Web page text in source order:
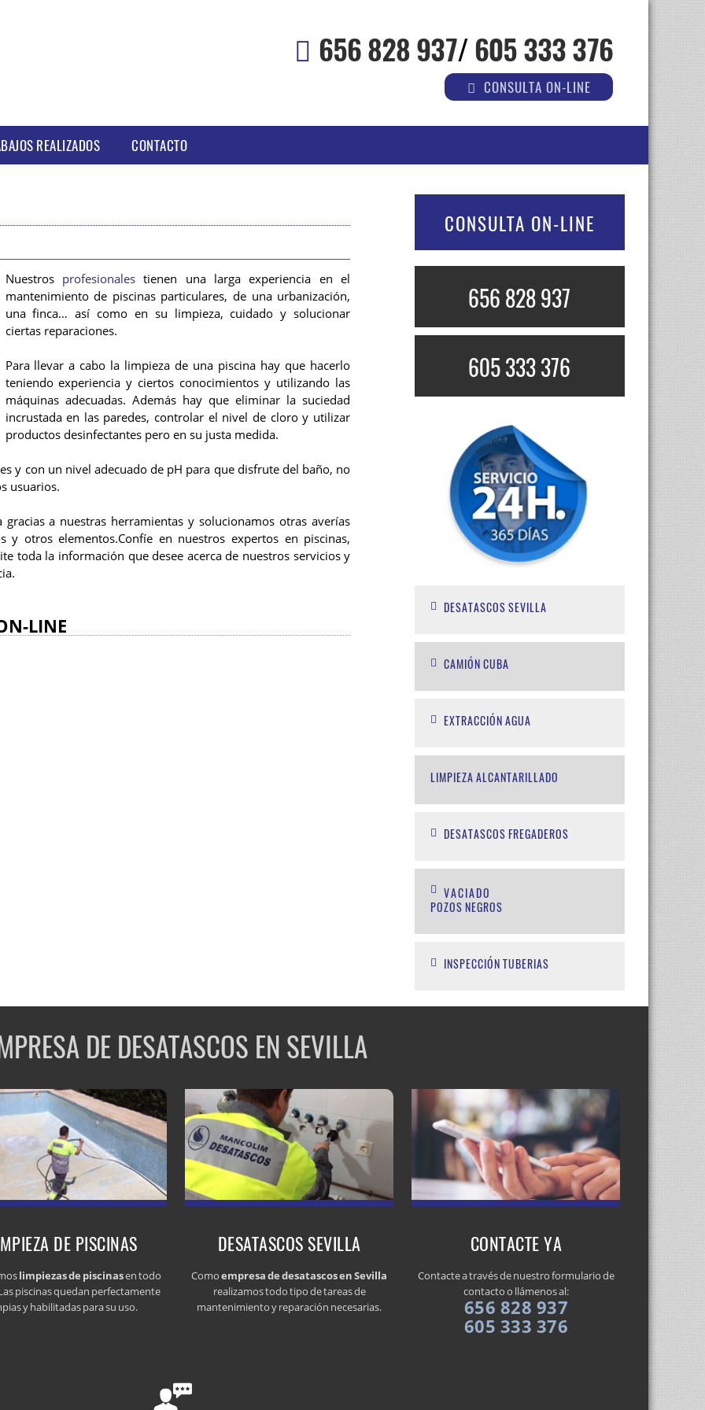
656 828 937/605 333 376
CONSULTA ON-LINE
REALIZADOS CONTACTO
Nuestros profesionalestienen una larga experiencia en el
mantenimiento de piscinas particulares, de una urbanización,
una finca… así como en su limpieza, cuidado y solucionar
ciertas reparaciones.
Para llevar a cabo la limpieza de una piscina hay que hacerlo
teniendo experiencia y ciertos conocimientos y utilizando las
máquinas adecuadas. Además hay que eliminar la suciedad
incrustada en las paredes, controlar el nivel de cloro y utilizar
productos desinfectantes pero en su justa medida.
y con un nivel adecuado de pH para que disfrute del baño, no
usuarios.
a nuestras herramientas y solucionamos otras averías
otros elementos.Confíe en nuestros expertos en piscinas,
toda la información que desee acerca de nuestros servicios y
LINE
CONSULTA ON-LINE
656 828 937
605 333 376
DESATASCOS SEVILLA
CAMIÓN CUBA
EXTRACCIÓN AGUA
LIMPIEZA ALCANTARILLADO
DESATASCOS FREGADEROS
VACIADO
POZOS NEGROS
INSPECCIÓN TUBERIAS
DE DESATASCOS EN SEVILLA
DE PISCINAS
limpiezas de piscinasen todo
piscinas quedan perfectamente
y habilitadas para su uso.
DESATASCOS SEVILLA
Comoempresa de desatascos en Sevilla
realizamos todo tipo de tareas de
mantenimiento y reparación necesarias.
CONTACTE YA
Contacte a través de nuestro formulario de
contacto o llámenos al:
656 828 937
605 333 376